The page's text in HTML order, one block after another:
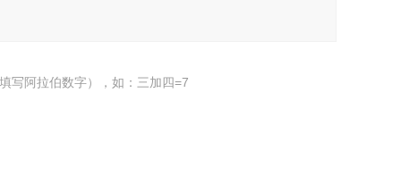
写阿拉伯数字），如：三加四=7